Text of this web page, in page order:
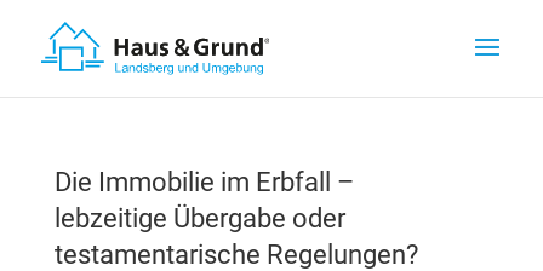
Die Immobilie im Erbfall –
lebzeitige Übergabe oder
testamentarische Regelungen?